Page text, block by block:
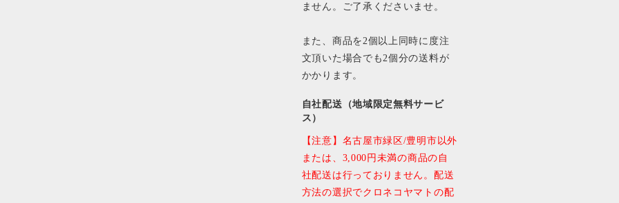
ません。ご了承くださいませ。
また、商品を2個以上同時に度注
文頂いた場合でも2個分の送料が
かかります。
自社配送（地域限定無料サービ
ス）
【注意】名古屋市緑区/豊明市以外
または、3,000円未満の商品の自
社配送は行っておりません。配送
方法の選択でクロネコヤマトの配